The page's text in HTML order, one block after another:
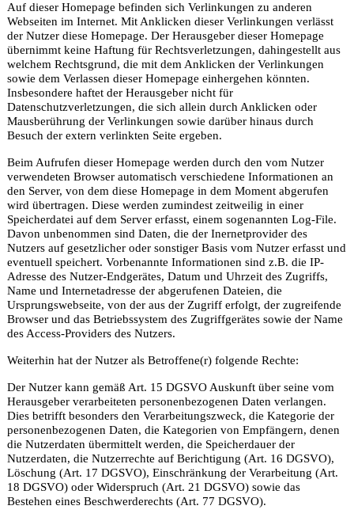
Auf dieser Homepage befinden sich Verlinkungen zu anderen
Webseiten im Internet. Mit Anklicken dieser Verlinkungen verlässt
der Nutzer diese Homepage. Der Herausgeber dieser Homepage
übernimmt keine Haftung für Rechtsverletzungen, dahingestellt aus
welchem Rechtsgrund, die mit dem Anklicken der Verlinkungen
sowie dem Verlassen dieser Homepage einhergehen könnten.
Insbesondere haftet der Herausgeber nicht für
Datenschutzverletzungen, die sich allein durch Anklicken oder
Mausberührung der Verlinkungen sowie darüber hinaus durch
Besuch der extern verlinkten Seite ergeben.
Beim Aufrufen dieser Homepage werden durch den vom Nutzer
verwendeten Browser automatisch verschiedene Informationen an
den Server, von dem diese Homepage in dem Moment abgerufen
wird übertragen. Diese werden zumindest zeitweilig in einer
Speicherdatei auf dem Server erfasst, einem sogenannten Log-File.
Davon unbenommen sind Daten, die der Inernetprovider des
Nutzers auf gesetzlicher oder sonstiger Basis vom Nutzer erfasst und
eventuell speichert. Vorbenannte Informationen sind z.B. die IP-
Adresse des Nutzer-Endgerätes, Datum und Uhrzeit des Zugriffs,
Name und Internetadresse der abgerufenen Dateien, die
Ursprungswebseite, von der aus der Zugriff erfolgt, der zugreifende
Browser und das Betriebssystem des Zugriffgerätes sowie der Name
des Access-Providers des Nutzers.
Weiterhin hat der Nutzer als Betroffene(r) folgende Rechte:
Der Nutzer kann gemäß Art. 15 DGSVO Auskunft über seine vom
Herausgeber verarbeiteten personenbezogenen Daten verlangen.
Dies betrifft besonders den Verarbeitungszweck, die Kategorie der
personenbezogenen Daten, die Kategorien von Empfängern, denen
die Nutzerdaten übermittelt werden, die Speicherdauer der
Nutzerdaten, die Nutzerrechte auf Berichtigung (Art. 16 DGSVO),
Löschung (Art. 17 DGSVO), Einschränkung der Verarbeitung (Art.
18 DGSVO) oder Widerspruch (Art. 21 DGSVO) sowie das
Bestehen eines Beschwerderechts (Art. 77 DGSVO).